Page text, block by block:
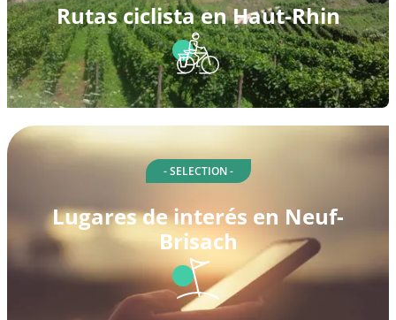
Rutas ciclista en Haut-Rhin
- SELECTION -
Lugares de interés en Neuf-
Brisach